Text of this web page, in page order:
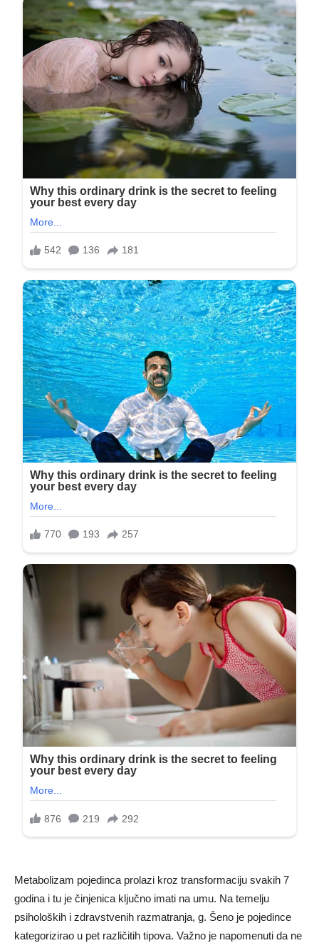
Metabolizam pojedinca prolazi kroz transformaciju svakih 7
godina i tu je činjenica ključno imati na umu. Na temelju
psiholoških i zdravstvenih razmatranja, g. Šeno je pojedince
kategorizirao u pet različitih tipova. Važno je napomenuti da ne